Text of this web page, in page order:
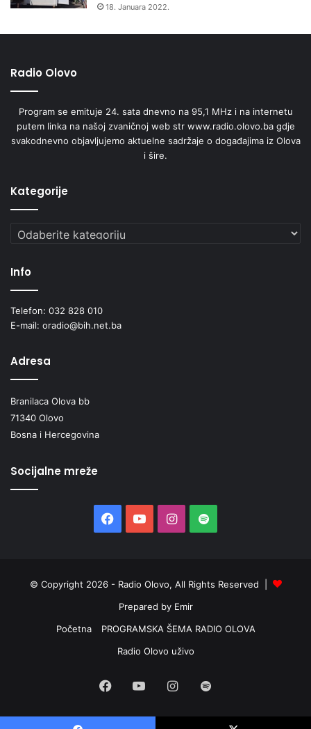
18. Januara 2022.
Radio Olovo
Program se emituje 24. sata dnevno na 95,1 MHz i na internetu
putem linka na našoj zvaničnoj web str www.radio.olovo.ba gdje
svakodnevno objavljujemo aktuelne sadržaje o događajima iz Olova
i šire.
Kategorije
Kategorije
Info
Telefon: 032 828 010
E-mail: oradio@bih.net.ba
Adresa
Branilaca Olova bb
71340 Olovo
Bosna i Hercegovina
Socijalne mreže
Facebook
YouTubeInstagram
Spotify
© Copyright 2026 - Radio Olovo, All Rights Reserved |
Prepared by Emir
Početna
PROGRAMSKA ŠEMA RADIO OLOVA
Radio Olovo uživo
Facebook
YouTubeInstagram
Spotify